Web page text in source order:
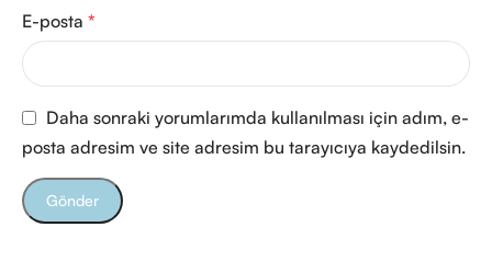
E-posta *
Daha sonraki yorumlarımda kullanılması için adım, e-
posta adresim ve site adresim bu tarayıcıya kaydedilsin.